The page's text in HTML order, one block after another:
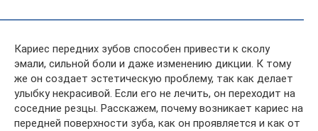
Кариес передних зубов способен привести к сколу
эмали, сильной боли и даже изменению дикции. К тому
же он создает эстетическую проблему, так как делает
улыбку некрасивой. Если его не лечить, он переходит на
соседние резцы. Расскажем, почему возникает кариес на
передней поверхности зуба, как он проявляется и как от